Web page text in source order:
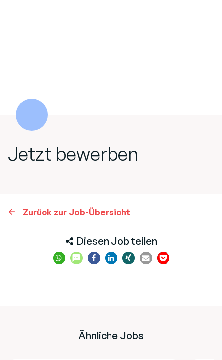
Jetzt bewerben
Zurück zur Job-Übersicht
Diesen Job teilen
Ähnliche Jobs